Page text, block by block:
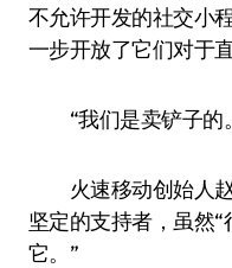
不允许开发的社交小
一步开放了它们对于
“我们是卖铲子的
火速移动创始人赵
坚定的支持者，虽然
它。”